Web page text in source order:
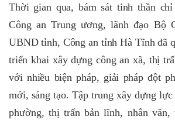
Thời gian qua, bám sát tinh thần
Công an Trung ương, lãnh đạo Bộ
UBND tỉnh, Công an tỉnh Hà Tĩnh đã
triển khai xây dựng công an xã, thị
với nhiều biện pháp, giải pháp đột
mới, sáng tạo. Tập trung xây dựng
phường, thị trấn bản lĩnh, nhân văn,